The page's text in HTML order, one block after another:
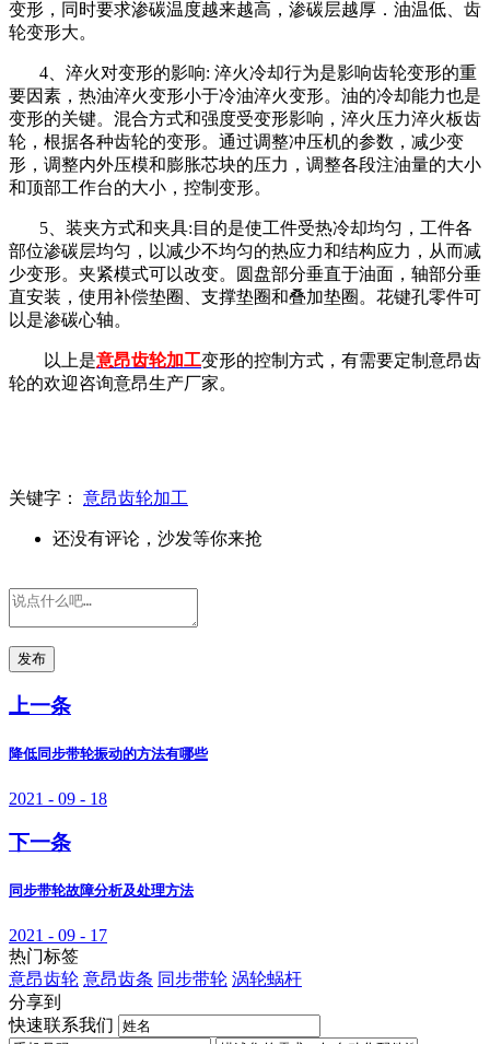
变形，同时要求渗碳温度越来越高，渗碳层越厚．油温低、齿
轮变形大。
4、淬火对变形的影响: 淬火冷却行为是影响齿轮变形的重
要因素，热油淬火变形小于冷油淬火变形。油的冷却能力也是
变形的关键。混合方式和强度受变形影响，淬火压力淬火板齿
轮，根据各种齿轮的变形。通过调整冲压机的参数，减少变
形，调整内外压模和膨胀芯块的压力，调整各段注油量的大小
和顶部工作台的大小，控制变形。
5、装夹方式和夹具:目的是使工件受热冷却均匀，工件各
部位渗碳层均匀，以减少不均匀的热应力和结构应力，从而减
少变形。夹紧模式可以改变。圆盘部分垂直于油面，轴部分垂
直安装，使用补偿垫圈、支撑垫圈和叠加垫圈。花键孔零件可
以是渗碳心轴。
以上是意昂齿轮加工变形的控制 方式，有需要定制意昂齿
轮的欢迎咨询意昂生产厂家。
关键字： 意昂齿轮加工
还没有评论，沙发等你来抢
发布
上一条
降低同步带轮振动的方法有哪些
2021 - 09 - 18
下一条
同步带轮故障分析及处理方法
2021 - 09 - 17
热门标签
意昂齿轮 意昂齿条 同步带轮 涡轮蜗杆
分享到
快速联系我们